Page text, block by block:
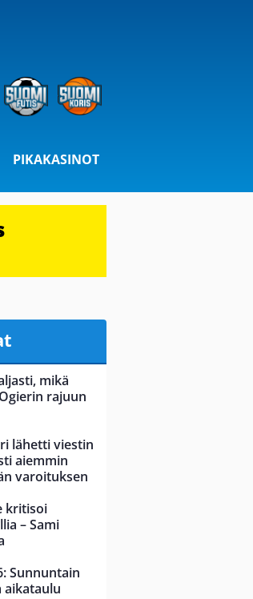
PIKAKASINOT
mikä
rajuun
lähetti viestin
aiemmin
varoituksen
kritisoi
– Sami
Sunnuntain
aikataulu